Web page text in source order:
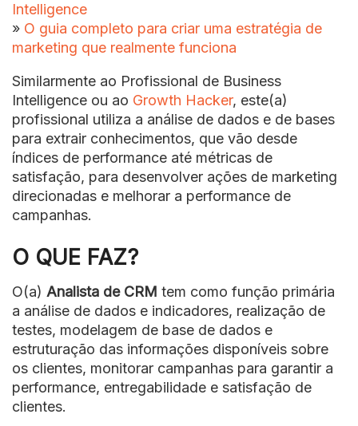
Intelligence
» O guia completo para criar uma estratégia de
marketing que realmente funciona
Similarmente ao Profissional de Business
Intelligence ou ao Growth Hacker, este(a)
profissional utiliza a análise de dados e de bases
para extrair conhecimentos, que vão desde
índices de performance até métricas de
satisfação, para desenvolver ações de marketing
direcionadas e melhorar a performance de
campanhas.
O QUE FAZ?
O(a) Analista de CRM tem como função primária
a análise de dados e indicadores, realização de
testes, modelagem de base de dados e
estruturação das informações disponíveis sobre
os clientes, monitorar campanhas para garantir a
performance, entregabilidade e satisfação de
clientes.